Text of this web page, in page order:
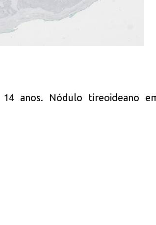
anos. Nódulo tireoideano